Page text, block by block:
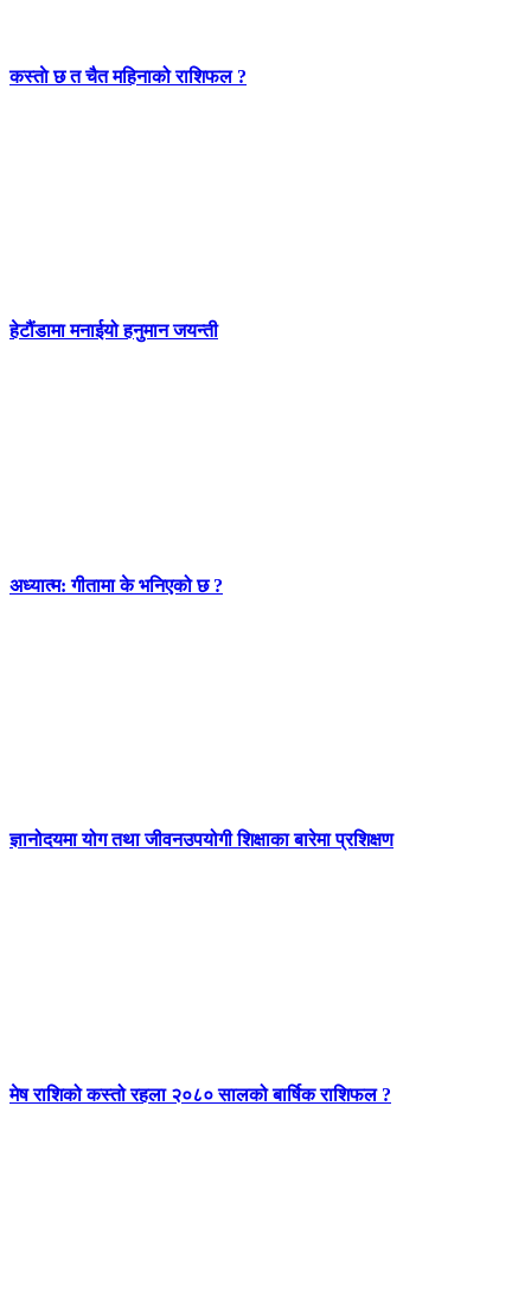
कस्ताे छ त चैत महिनाको राशिफल ?
हेटौंडामा मनाईयो हनुमान जयन्ती
अध्यात्म: गीतामा के भनिएको छ ?
ज्ञानोदयमा योग तथा जीवनउपयोगी शिक्षाका बारेमा प्रशिक्षण
मेष राशिको कस्तो रहला २०८० सालको बार्षिक राशिफल ?